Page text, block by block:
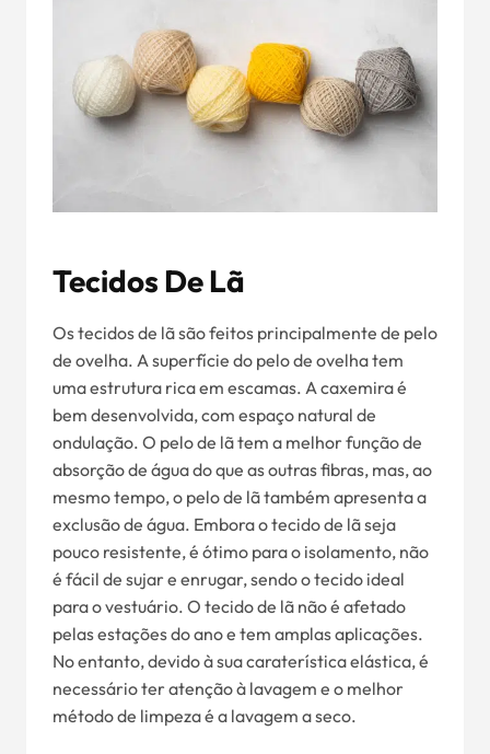
Tecidos De Lã
Os tecidos de lã são feitos principalmente de pelo
de ovelha. A superfície do pelo de ovelha tem
uma estrutura rica em escamas. A caxemira é
bem desenvolvida, com espaço natural de
ondulação. O pelo de lã tem a melhor função de
absorção de água do que as outras fibras, mas, ao
mesmo tempo, o pelo de lã também apresenta a
exclusão de água. Embora o tecido de lã seja
pouco resistente, é ótimo para o isolamento, não
é fácil de sujar e enrugar, sendo o tecido ideal
para o vestuário. O tecido de lã não é afetado
pelas estações do ano e tem amplas aplicações.
No entanto, devido à sua caraterística elástica, é
necessário ter atenção à lavagem e o melhor
método de limpeza é a lavagem a seco.